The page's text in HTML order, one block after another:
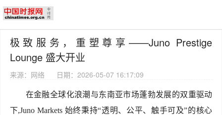
极致服务，重塑尊享——Juno Prestige
Lounge 盛大开业
来源：网络 日期：2026-05-07 16:17:09
在金融全球化浪潮与东南亚市场蓬勃发展的双重驱动
下,Juno Markets 始终秉持“透明、公平、触手可及”的核心